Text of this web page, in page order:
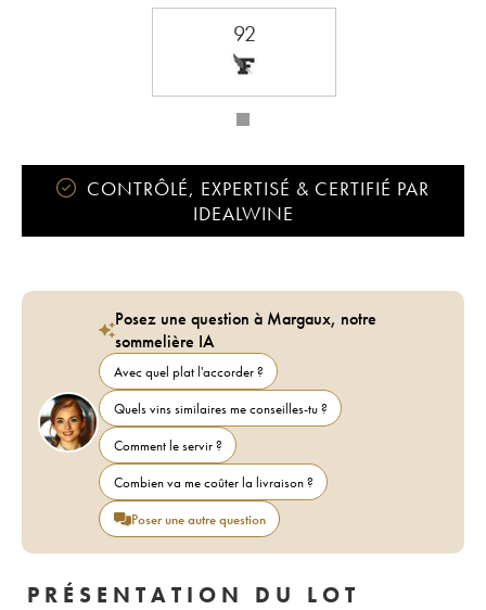
92
CONTRÔLÉ, EXPERTISÉ & CERTIFIÉ PAR
IDEALWINE
Posez une question à Margaux, notre
sommelière IA
Avec quel plat l'accorder ?
Quels vins similaires me conseilles-tu ?
Comment le servir ?
Combien va me coûter la livraison ?
Poser une autre question
PRÉSENTATION DU LOT